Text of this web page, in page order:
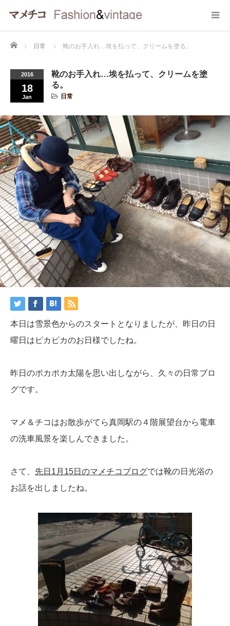
Home 日常 靴のお手入れ…埃を払って、クリームを塗る。
2016
18
Jan
靴のお手入れ…埃を払って、クリームを塗
る。
日常
本日は雪景色からのスタートとなりましたが、昨日の日
曜日はピカピカのお日様でしたね。
昨日のポカポカ太陽を思い出しながら、久々の日常ブロ
グです。
マメ＆チコはお散歩がてら真岡駅の４階展望台から電車
の洗車風景を楽しんできました。
さて、 先日1月15日のマメチコブログでは靴の日光浴の
お話を出しましたね。